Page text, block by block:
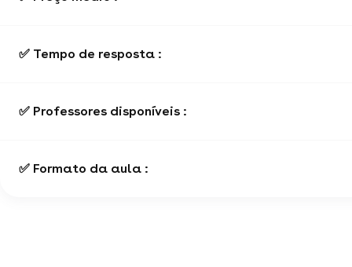
✅ Tempo de resposta :
✅ Professores disponíveis :
✅ Formato da aula :